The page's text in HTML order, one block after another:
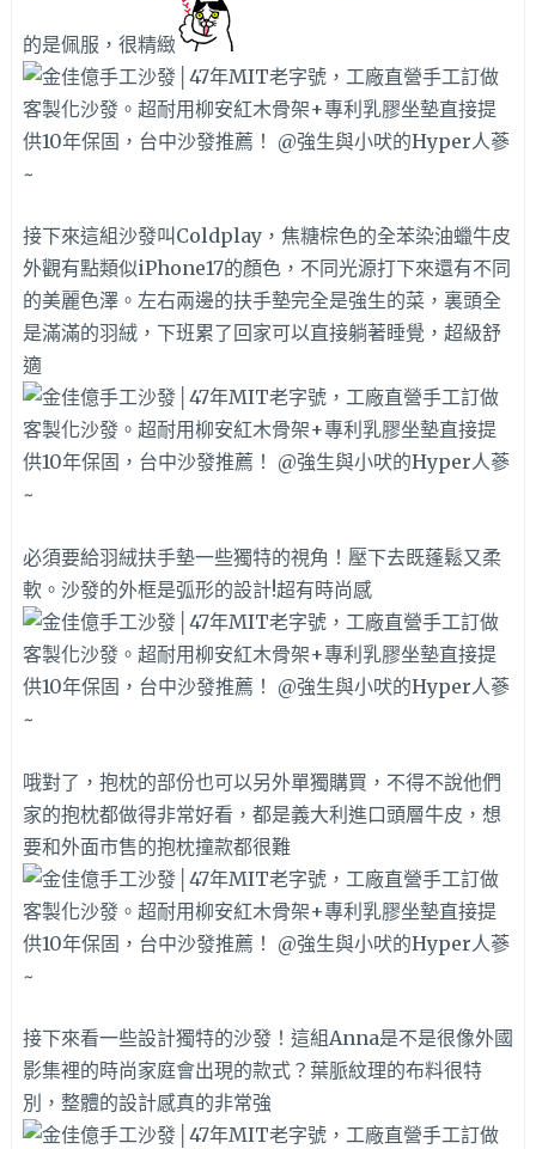
的是佩服，很精緻
接下來這組沙發叫Coldplay，焦糖棕色的全苯染油蠟牛皮
外觀有點類似iPhone17的顏色，不同光源打下來還有不同
的美麗色澤。左右兩邊的扶手墊完全是強生的菜，裏頭全
是滿滿的羽絨，下班累了回家可以直接躺著睡覺，超級舒
適
必須要給羽絨扶手墊一些獨特的視角！壓下去既蓬鬆又柔
軟。沙發的外框是弧形的設計!超有時尚感
哦對了，抱枕的部份也可以另外單獨購買，不得不說他們
家的抱枕都做得非常好看，都是義大利進口頭層牛皮，想
要和外面市售的抱枕撞款都很難
接下來看一些設計獨特的沙發！這組Anna是不是很像外國
影集裡的時尚家庭會出現的款式？葉脈紋理的布料很特
別，整體的設計感真的非常強